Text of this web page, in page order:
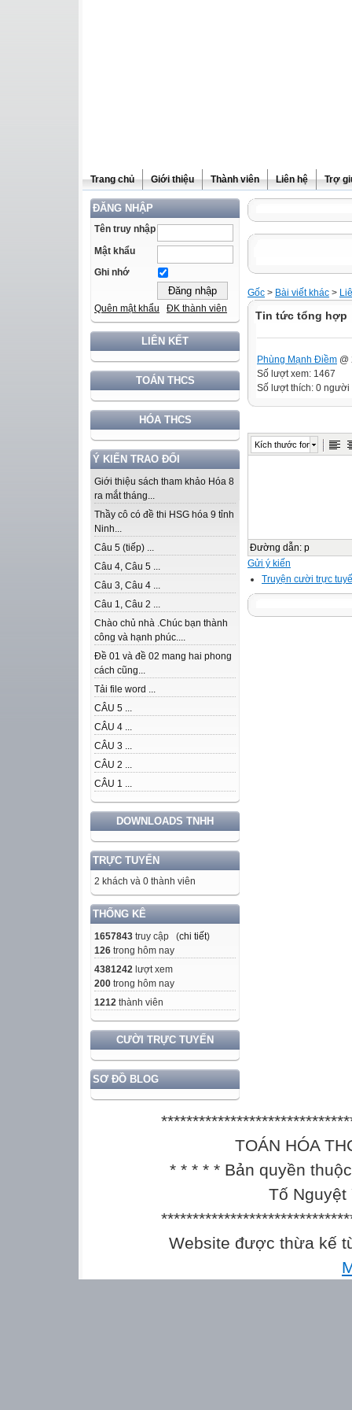
Trang chủ Giới thiệu Thành viên Liên hệ Trợ
ĐĂNG NHẬP
Tên truy nhập
Mật khẩu
Ghi nhớ
Quên mật khẩu ĐK thành viên
LIÊN KẾT
TOÁN THCS
HÓA THCS
Ý KIẾN TRAO ĐỔI
Giới thiệu sách tham khảo Hóa 8
ra mắt tháng...
Thầy cô có đề thi HSG hóa 9 tỉnh
Ninh...
Câu 5 (tiếp) ...
Câu 4, Câu 5 ...
Câu 3, Câu 4 ...
Câu 1, Câu 2 ...
Chào chủ nhà .Chúc bạn thành
công và hạnh phúc....
Đề 01 và đề 02 mang hai phong
cách cũng...
Tải file word ...
CÂU 5 ...
CÂU 4 ...
CÂU 3 ...
CÂU 2 ...
CÂU 1 ...
DOWNLOADS TNHH
TRỰC TUYẾN
2 khách và 0 thành viên
THỐNG KÊ
1657843 truy cập (chi tiết)
126 trong hôm nay
4381242 lượt xem
200 trong hôm nay
1212 thành viên
CƯỜI TRỰC TUYẾN
SƠ ĐỒ BLOG
Gốc > Bài viết khác >
Tin tức tổng hợp
Phùng Mạnh Điềm @
Số lượt xem: 1467
Số lượt thích: 0 người
Kích thước font
Đường dẫn: p
Gửi ý kiến
Truyện cười trực
TOÁN HÓA
* * * * * Bản quyền
Tố Nguyệt
Website được thừa kế